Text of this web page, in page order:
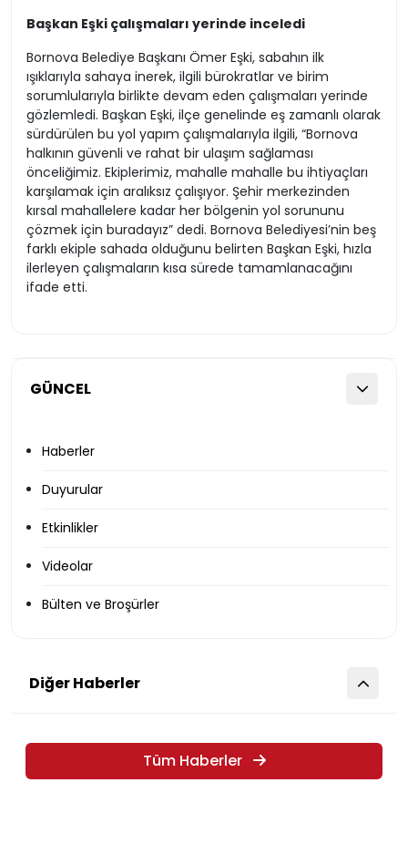
GÜNCEL
Haberler
Duyurular
Etkinlikler
Videolar
Bülten ve Broşürler
Başkan Eşki çalışmaları yerinde inceledi
Bornova Belediye Başkanı Ömer Eşki, sabahın ilk
ışıklarıyla sahaya inerek, ilgili bürokratlar ve birim
sorumlularıyla birlikte devam eden çalışmaları yerinde
gözlemledi. Başkan Eşki, ilçe genelinde eş zamanlı olarak
sürdürülen bu yol yapım çalışmalarıyla ilgili, “Bornova
halkının güvenli ve rahat bir ulaşım sağlaması
önceliğimiz. Ekiplerimiz, mahalle mahalle bu ihtiyaçları
karşılamak için aralıksız çalışıyor. Şehir merkezinden
kırsal mahallelere kadar her bölgenin yol sorununu
çözmek için buradayız” dedi. Bornova Belediyesi’nin beş
farklı ekiple sahada olduğunu belirten Başkan Eşki, hızla
ilerleyen çalışmaların kısa sürede tamamlanacağını
ifade etti.
Diğer Haberler
Tüm Haberler